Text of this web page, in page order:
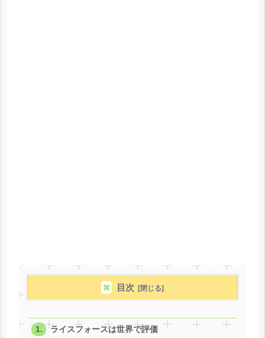
目次
ライスフォースは世界で評価